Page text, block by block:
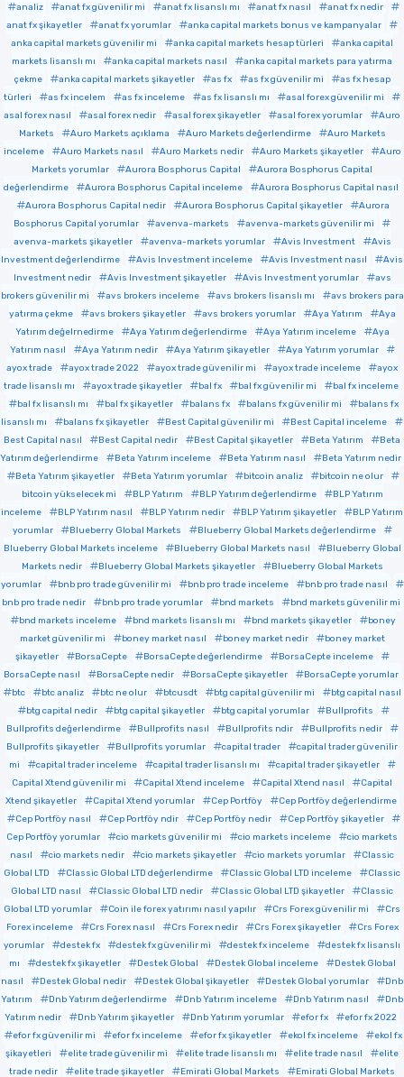
analiz
anat fx güvenilir mi anat fx lisanslı mı anat fx nasıl
anat fx nedir
anat fx şikayetler
anat fx yorumlar
anka capital markets bonus ve kampanyalar
anka capital markets güvenilir mi
anka capital markets hesap türleri
anka capital
markets lisanslı mı
anka capital markets nasıl
anka capital markets para yatırma
çekme
anka capital markets şikayetler as fx as fx güvenilir mi
as fx hesap
türleri
as fx incelem as fx inceleme as fx lisanslı mı
asal forex güvenilir mi
asal forex nasıl
asal forex nedir asal forex şikayetler asal forex yorumlar
Auro
Markets
Auro Markets açıklama Auro Markets değerlendirme
Auro Markets
inceleme
Auro Markets nasıl Auro Markets nedir Auro Markets şikayetler
Auro
Markets yorumlar
Aurora Bosphorus Capital
Aurora Bosphorus Capital
değerlendirme
Aurora Bosphorus Capital inceleme
Aurora Bosphorus Capital nasıl
Aurora Bosphorus Capital nedir
Aurora Bosphorus Capital şikayetler
Aurora
Bosphorus Capital yorumlar
avenva-markets
avenva-markets güvenilir mi
avenva-markets şikayetler
avenva-markets yorumlar Avis Investment
Avis
Investment değerlendirme
Avis Investment inceleme Avis Investment nasıl
Avis
Investment nedir
Avis Investment şikayetler Avis Investment yorumlar
avs
brokers güvenilir mi
avs brokers inceleme avs brokers lisanslı mı
avs brokers para
yatırma çekme
avs brokers şikayetler avs brokers yorumlar Aya Yatırım
Aya
Yatırım değelrnedirme
Aya Yatırım değerlendirme Aya Yatırım inceleme
Aya
Yatırım nasıl
Aya Yatırım nedir Aya Yatırım şikayetler
Aya Yatırım yorumlar
ayox trade
ayox trade 2022 ayox trade güvenilir mi ayox trade inceleme
ayox
trade lisanslı mı
ayox trade şikayetler bal fx bal fx güvenilir mi
bal fx inceleme
bal fx lisanslı mı
bal fx şikayetler balans fx balans fx güvenilir mi
balans fx
lisanslı mı
balans fx şikayetler Best Capital güvenilir mi
Best Capital inceleme
Best Capital nasıl
Best Capital nedir Best Capital şikayetler Beta Yatırım
Beta
Yatırım değerlendirme
Beta Yatırım inceleme Beta Yatırım nasıl
Beta Yatırım nedir
Beta Yatırım şikayetler
Beta Yatırım yorumlar bitcoin analiz
bitcoin ne olur
bitcoin yükselecek mi
BLP Yatırım BLP Yatırım değerlendirme
BLP Yatırım
inceleme
BLP Yatırım nasıl BLP Yatırım nedir BLP Yatırım şikayetler
BLP Yatırım
yorumlar
Blueberry Global Markets
Blueberry Global Markets değerlendirme
Blueberry Global Markets inceleme
Blueberry Global Markets nasıl
Blueberry Global
Markets nedir
Blueberry Global Markets şikayetler
Blueberry Global Markets
yorumlar
bnb pro trade güvenilir mi bnb pro trade inceleme
bnb pro trade nasıl
bnb pro trade nedir
bnb pro trade yorumlar bnd markets
bnd markets güvenilir mi
bnd markets inceleme
bnd markets lisanslı mı bnd markets şikayetler
boney
market güvenilir mi
boney market nasıl boney market nedir
boney market
şikayetler
BorsaCepte BorsaCepte değerlendirme
BorsaCepte inceleme
BorsaCepte nasıl
BorsaCepte nedir BorsaCepte şikayetler
BorsaCepte yorumlar
btc
btc analiz btc ne olur btcusdt btg capital güvenilir mi
btg capital nasıl
btg capital nedir
btg capital şikayetler btg capital yorumlar
Bullprofits
Bullprofits değerlendirme
Bullprofits nasıl Bullprofits ndir
Bullprofits nedir
Bullprofits şikayetler
Bullprofits yorumlar capital trader
capital trader güvenilir
mi
capital trader inceleme capital trader lisanslı mı
capital trader şikayetler
Capital Xtend güvenilir mi
Capital Xtend inceleme Capital Xtend nasıl
Capital
Xtend şikayetler
Capital Xtend yorumlar Cep Portföy
Cep Portföy değerlendirme
Cep Portföy nasıl
Cep Portföy ndir Cep Portföy nedir
Cep Portföy şikayetler
Cep Portföy yorumlar
cio markets güvenilir mi cio markets inceleme
cio markets
nasıl
cio markets nedir cio markets şikayetler cio markets yorumlar
Classic
Global LTD
Classic Global LTD değerlendirme Classic Global LTD inceleme
Classic
Global LTD nasıl
Classic Global LTD nedir Classic Global LTD şikayetler
Classic
Global LTD yorumlar
Coin ile forex yatırımı nasıl yapılır Crs Forex güvenilir mi
Crs
Forex inceleme
Crs Forex nasıl Crs Forex nedir Crs Forex şikayetler
Crs Forex
yorumlar
destek fx destek fx güvenilir mi destek fx inceleme
destek fx lisanslı
mı
destek fx şikayetler Destek Global Destek Global inceleme
Destek Global
nasıl
Destek Global nedir Destek Global şikayetler Destek Global yorumlar
Dnb
Yatırım
Dnb Yatırım değerlendirme Dnb Yatırım inceleme Dnb Yatırım nasıl
Dnb
Yatırım nedir
Dnb Yatırım şikayetler Dnb Yatırım yorumlar efor fx
efor fx 2022
efor fx güvenilir mi
efor fx inceleme efor fx şikayetler ekol fx inceleme
ekol fx
şikayetleri
elite trade güvenilir mi elite trade lisanslı mı elite trade nasıl
elite
trade nedir
elite trade şikayetler Emirati Global Markets Emirati Global Markets